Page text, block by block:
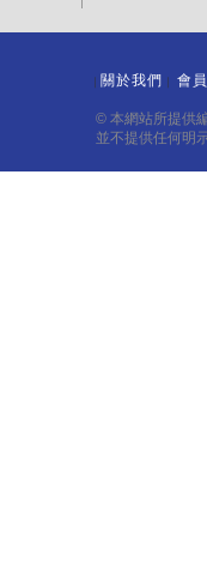
關於我們 會
© 本網站所提供
並不提供任何明